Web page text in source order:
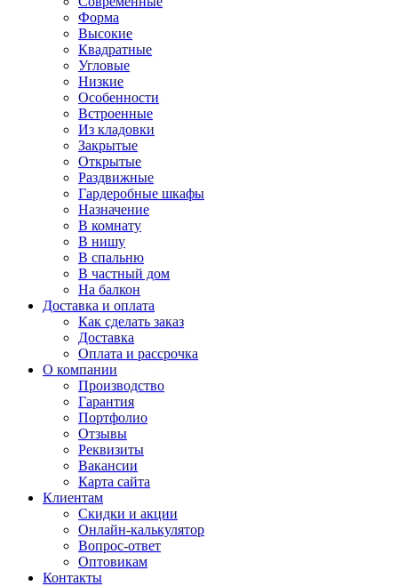
Форма
Высокие
Квадратные
Угловые
Низкие
Особенности
Встроенные
Из кладовки
Закрытые
Открытые
Раздвижные
Гардеробные шкафы
Назначение
В комнату
В нишу
В спальню
В частный дом
На балкон
Доставка и оплата
Как сделать заказ
Доставка
Оплата и рассрочка
О компании
Производство
Гарантия
Портфолио
Отзывы
Реквизиты
Вакансии
Карта сайта
Клиентам
Скидки и акции
Онлайн-калькулятор
Вопрос-ответ
Оптовикам
Контакты